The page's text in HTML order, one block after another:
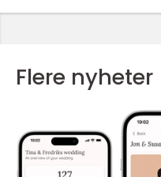
Flere nyheter